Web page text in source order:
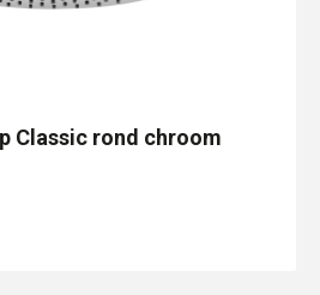
Classic rond chroom